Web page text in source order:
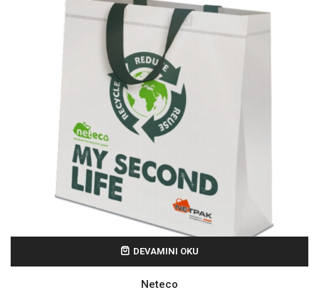
DEVAMINI OKU
Neteco